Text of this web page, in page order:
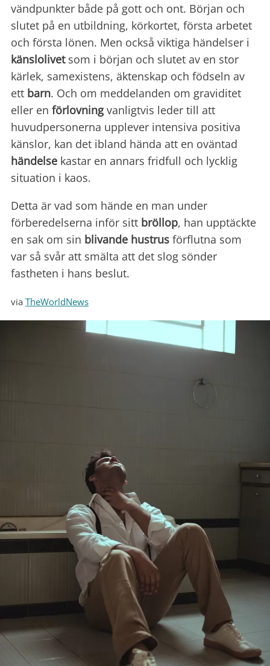
vändpunkter både på gott och ont. Början och
slutet på en utbildning, körkortet, första arbetet
och första lönen. Men också viktiga händelser i
känslolivetsom i början och slutet av en stor
kärlek, samexistens, äktenskap och födseln av
ett barn. Och om meddelanden om graviditet
eller en förlovningvanligtvis leder till att
huvudpersonerna upplever intensiva positiva
känslor, kan det ibland hända att en oväntad
händelse kastar en annars fridfull och lycklig
situation i kaos.
Detta är vad som hände en man under
förberedelserna inför sitt bröllop, han upptäckte
en sak om sin blivande hustrus förflutna som
var så svår att smälta att det slog sönder
fastheten i hans beslut.
via TheWorldNews